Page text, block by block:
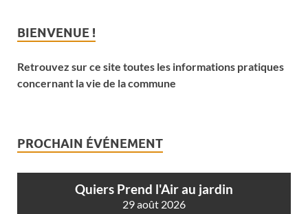
BIENVENUE !
Retrouvez sur ce site toutes les informations pratiques
concernant la vie de la commune
PROCHAIN ÉVÉNEMENT
Quiers Prend l'Air au jardin
29 août 2026